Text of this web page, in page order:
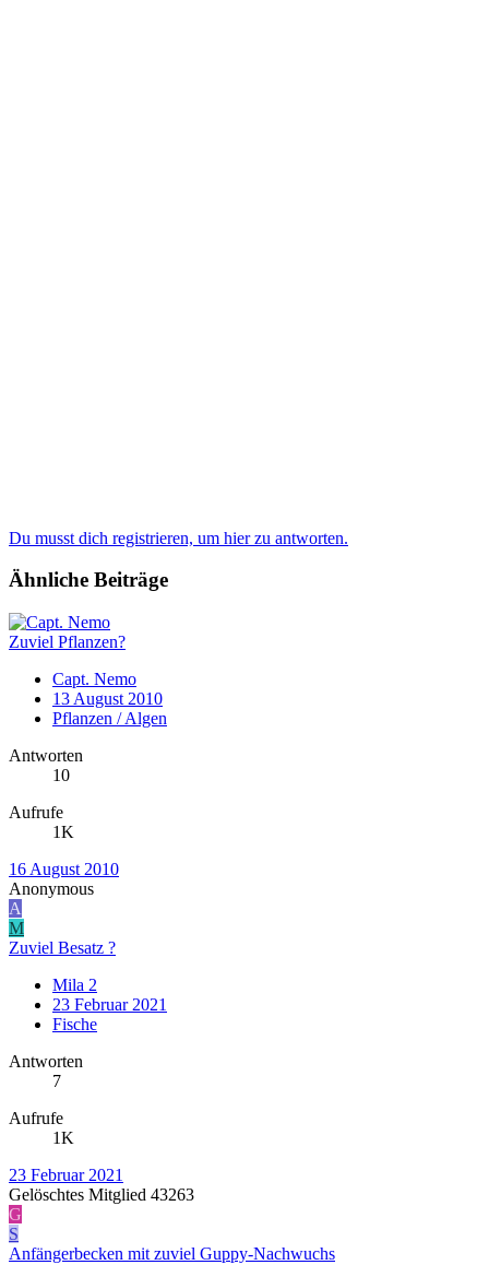
Du musst dich registrieren, um hier zu antworten.
Ähnliche Beiträge
Zuviel Pflanzen?
Capt. Nemo
13 August 2010
Pflanzen / Algen
Antworten
10
Aufrufe
1K
16 August 2010
Anonymous
A
M
Zuviel Besatz ?
Mila 2
23 Februar 2021
Fische
Antworten
7
Aufrufe
1K
23 Februar 2021
Gelöschtes Mitglied 43263
G
S
Anfängerbecken mit zuviel Guppy-Nachwuchs